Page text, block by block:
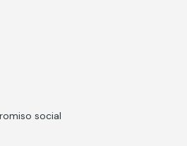
social